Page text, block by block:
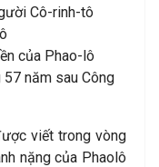
Cô-rinh-tô
Phao-lô
năm sau Công
viết trong vòng
nặng của Phaolô